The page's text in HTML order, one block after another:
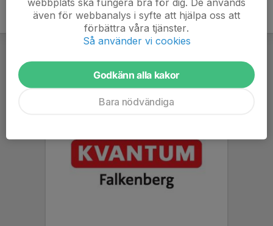
även för webbanalys i syfte att hjälpa oss att
förbättra våra tjänster.
Så använder vi cookies
Godkänn alla kakor
Bara nödvändiga